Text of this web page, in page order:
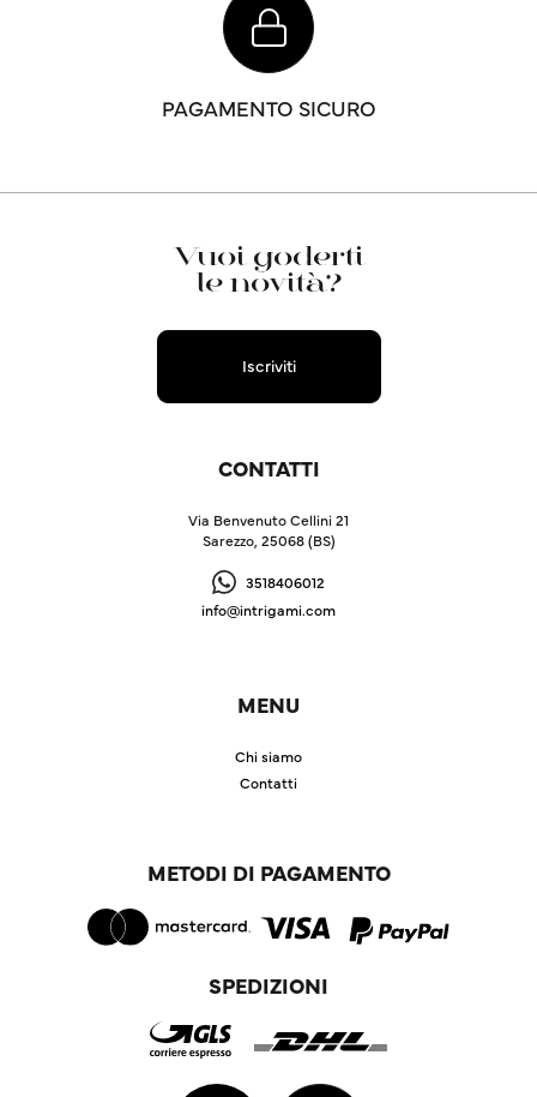
PAGAMENTO SICURO
Vuoi goderti
le novità?
Iscriviti
CONTATTI
Via Benvenuto Cellini 21
Sarezzo, 25068 (BS)
3518406012
info@intrigami.com
MENU
Chi siamo
Contatti
METODI DI PAGAMENTO
SPEDIZIONI